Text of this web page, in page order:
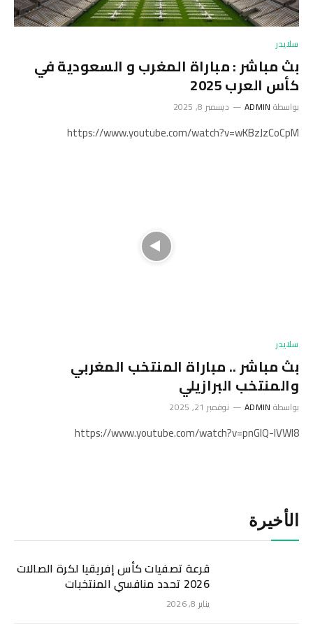
سلايدر
بث مباشر : مباراة المغرب و السعودية في
كأس العرب 2025
بواسطة ADMIN ديسمبر 8, 2025
https://www.youtube.com/watch?v=wKBzJzCoCpM
سلايدر
بث مباشر .. مباراة المنتخب المغربي
والمنتخب البرازيلي
بواسطة ADMIN نوفمبر 21, 2025
https://www.youtube.com/watch?v=pnGIQ-lVWl8
الأخيرة
قرعة تصفيات كأس إفريقيا لكرة الصالات
2026 تحدد منافسي المنتخبات
يناير 8, 2026